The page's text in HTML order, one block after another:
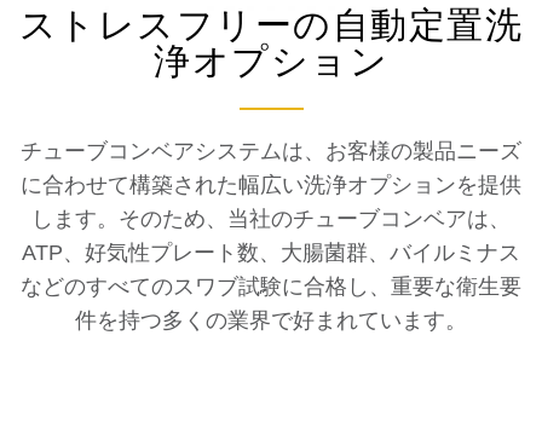
ストレスフリーの自動定置洗
浄オプション
チューブコンベアシステムは、お客様の製品ニーズ
に合わせて構築された幅広い洗浄オプションを提供
します。そのため、当社のチューブコンベアは、
ATP、好気性プレート数、大腸菌群、バイルミナス
などのすべてのスワブ試験に合格し、重要な衛生要
件を持つ多くの業界で好まれています。